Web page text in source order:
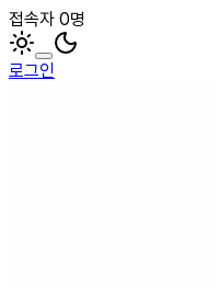
접속자 0명
로그인